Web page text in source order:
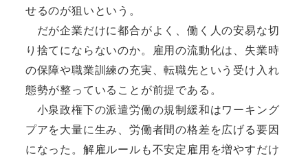
せるのが狙いという。
だが企業だけに都合がよく、働く人の安易な切
り捨てにならないのか。雇用の流動化は、失業時
の保障や職業訓練の充実、転職先という受け入れ
態勢が整っていることが前提である。
小泉政権下の派遣労働の規制緩和はワーキング
プアを大量に生み、労働者間の格差を広げる要因
になった。解雇ルールも不安定雇用を増やすだけ